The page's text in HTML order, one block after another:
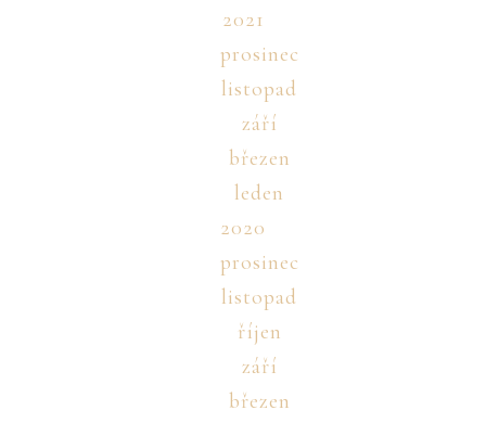
2021
prosinec
listopad
září
březen
leden
2020
prosinec
listopad
říjen
září
březen